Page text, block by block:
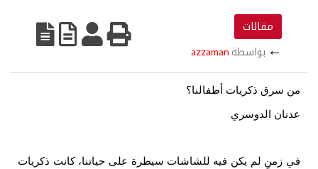
بواسطة azzaman
ذكريات أطفالنا؟
الدوسري
لم يكن فيه للشاشات سيطرة على حياتنا، كانت ذكريات